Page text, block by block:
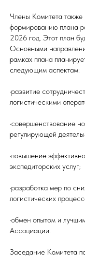
Члены Комитета
формированию плана
2026 год. Этот план
Основными
рамках плана
следующим аспектам:
·развитие
логистическими
·совершенствование
регулирующей
·повышение
экспедиторских услуг;
·разработка мер по
логистических
·обмен опытом и
Ассоциации.
Заседание Комитета